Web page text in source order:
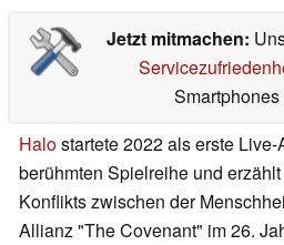
Jetzt mitmachen:
Halostartete 2022 als erste
berühmten Spielreihe und
Konflikts zwischen der
Allianz "The Covenant" im 26.